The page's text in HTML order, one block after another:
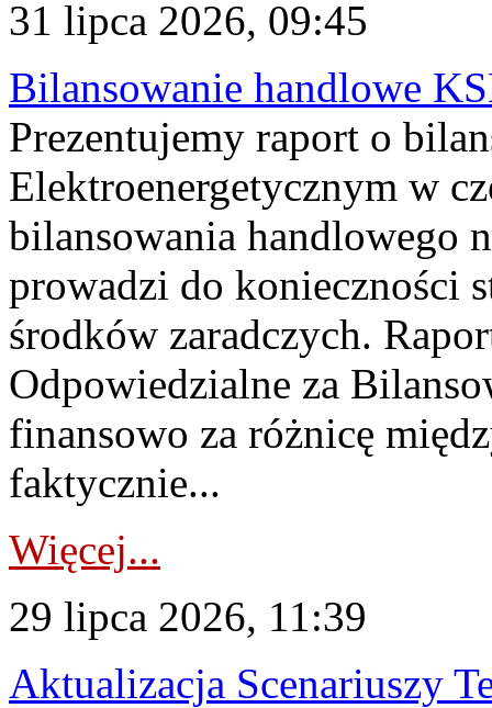
31 lipca 2026, 09:45
Bilansowanie handlowe
Prezentujemy raport o
Elektroenergetycznym w
bilansowania handlowego
prowadzi do konieczności
środków zaradczych.
Odpowiedzialne za
finansowo za różnicę
faktycznie...
Więcej...
29 lipca 2026, 11:39
Aktualizacja Scenariuszy